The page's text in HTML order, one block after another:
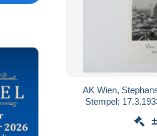
AK Wien,
Stempel: